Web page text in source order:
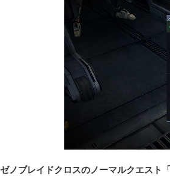
ゼノブレイドクロスのノーマルクエスト